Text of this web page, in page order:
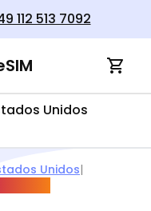
112 513 7092
Unidos
Unidos|